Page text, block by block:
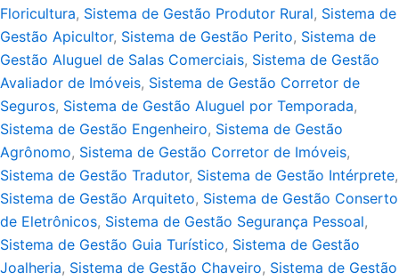
Floricultura, Sistema de Gestão Produtor Rural, Sistema de
Gestão Apicultor, Sistema de Gestão Perito, Sistema de
Gestão Aluguel de Salas Comerciais, Sistema de Gestão
Avaliador de Imóveis, Sistema de Gestão Corretor de
Seguros, Sistema de Gestão Aluguel por Temporada,
Sistema de Gestão Engenheiro, Sistema de Gestão
Agrônomo, Sistema de Gestão Corretor de Imóveis,
Sistema de Gestão Tradutor, Sistema de Gestão Intérprete,
Sistema de Gestão Arquiteto, Sistema de Gestão Conserto
de Eletrônicos, Sistema de Gestão Segurança Pessoal,
Sistema de Gestão Guia Turístico, Sistema de Gestão
Joalheria, Sistema de Gestão Chaveiro, Sistema de Gestão